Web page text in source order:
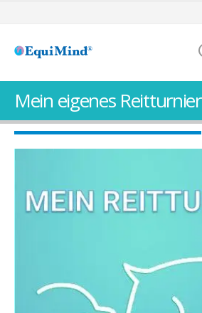
Mein eigenes Reitturnier